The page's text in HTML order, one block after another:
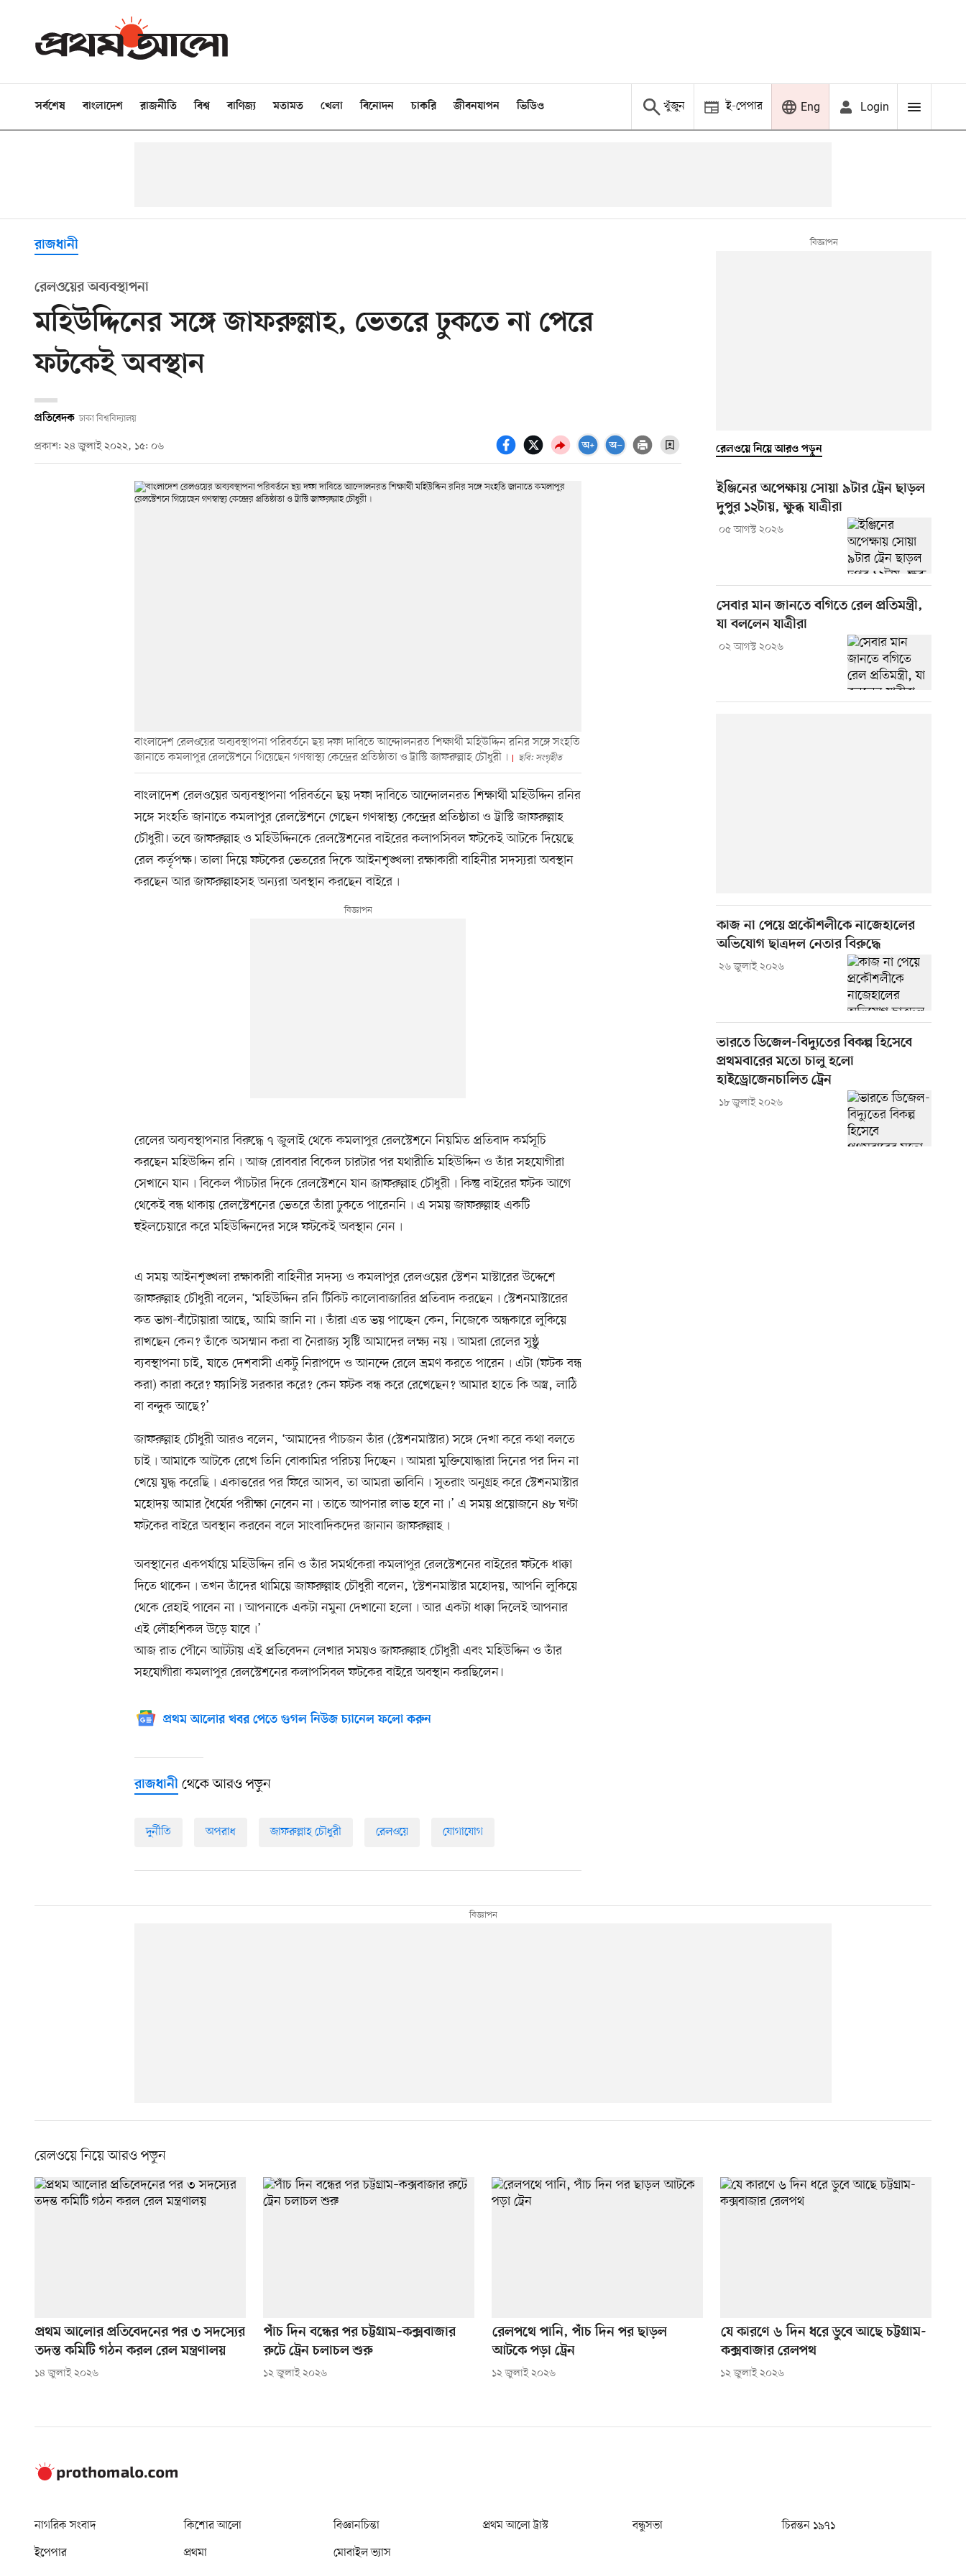
সর্বশেষ বাংলাদেশ রাজনীতি বিশ্ব বাণিজ্য মতামত খেলা বিনোদন চাকরি জীবনযাপন ভিডিও খুঁজুন ই-পেপার Eng Login
রাজধানী
রেলওয়ের অব্যবস্থাপনা
মহিউদ্দিনের সঙ্গে জাফরুল্লাহ, ভেতরে ঢুকতে না পেরে
ফটকেই অবস্থান
প্রতিবেদক ঢাকা বিশ্ববিদ্যালয়
প্রকাশ: ২৪ জুলাই ২০২২, ১৫: ০৬
বাংলাদেশ রেলওয়ের অব্যবস্থাপনা পরিবর্তনে ছয় দফা দাবিতে আন্দোলনরত শিক্ষার্থী মহিউদ্দিন রনির সঙ্গে সংহতি
জানাতে কমলাপুর রেলস্টেশনে গিয়েছেন গণস্বাস্থ্য কেন্দ্রের প্রতিষ্ঠাতা ও ট্রাস্টি জাফরুল্লাহ চৌধুরী৷
ছবি: সংগৃহীত
বাংলাদেশ রেলওয়ের অব্যবস্থাপনা পরিবর্তনে ছয় দফা দাবিতে আন্দোলনরত শিক্ষার্থী মহিউদ্দিন রনির
সঙ্গে সংহতি জানাতে কমলাপুর রেলস্টেশনে গেছেন গণস্বাস্থ্য কেন্দ্রের প্রতিষ্ঠাতা ও ট্রাস্টি জাফরুল্লাহ
চৌধুরী। তবে জাফরুল্লাহ ও মহিউদ্দিনকে রেলস্টেশনের বাইরের কলাপসিবল ফটকেই আটকে দিয়েছে
রেল কর্তৃপক্ষ। তালা দিয়ে ফটকের ভেতরের দিকে আইনশৃঙ্খলা রক্ষাকারী বাহিনীর সদস্যরা অবস্থান
করছেন আর জাফরুল্লাহসহ অন্যরা অবস্থান করছেন বাইরে৷
রেলের অব্যবস্থাপনার বিরুদ্ধে ৭ জুলাই থেকে কমলাপুর রেলস্টেশনে নিয়মিত প্রতিবাদ কর্মসূচি
করছেন মহিউদ্দিন রনি৷ আজ রোববার বিকেল চারটার পর যথারীতি মহিউদ্দিন ও তাঁর সহযোগীরা
সেখানে যান৷ বিকেল পাঁচটার দিকে রেলস্টেশনে যান জাফরুল্লাহ চৌধুরী৷ কিন্তু বাইরের ফটক আগে
থেকেই বন্ধ থাকায় রেলস্টেশনের ভেতরে তাঁরা ঢুকতে পারেননি৷ এ সময় জাফরুল্লাহ একটি
হুইলচেয়ারে করে মহিউদ্দিনদের সঙ্গে ফটকেই অবস্থান নেন৷
এ সময় আইনশৃঙ্খলা রক্ষাকারী বাহিনীর সদস্য ও কমলাপুর রেলওয়ের স্টেশন মাস্টারের উদ্দেশে
জাফরুল্লাহ চৌধুরী বলেন, ‘মহিউদ্দিন রনি টিকিট কালোবাজারির প্রতিবাদ করছেন৷ স্টেশনমাস্টারের
কত ভাগ-বাঁটোয়ারা আছে, আমি জানি না৷ তাঁরা এত ভয় পাচ্ছেন কেন, নিজেকে অন্ধকারে লুকিয়ে
রাখছেন কেন? তাঁকে অসম্মান করা বা নৈরাজ্য সৃষ্টি আমাদের লক্ষ্য নয়৷ আমরা রেলের সুষ্ঠু
ব্যবস্থাপনা চাই, যাতে দেশবাসী একটু নিরাপদে ও আনন্দে রেলে ভ্রমণ করতে পারেন৷ এটা (ফটক বন্ধ
করা) কারা করে? ফ্যাসিস্ট সরকার করে? কেন ফটক বন্ধ করে রেখেছেন? আমার হাতে কি অস্ত্র, লাঠি
বা বন্দুক আছে?’
জাফরুল্লাহ চৌধুরী আরও বলেন, ‘আমাদের পাঁচজন তাঁর (স্টেশনমাস্টার) সঙ্গে দেখা করে কথা বলতে
চাই৷ আমাকে আটকে রেখে তিনি বোকামির পরিচয় দিচ্ছেন৷ আমরা মুক্তিযোদ্ধারা দিনের পর দিন না
খেয়ে যুদ্ধ করেছি৷ একাত্তরের পর ফিরে আসব, তা আমরা ভাবিনি৷ সুতরাং অনুগ্রহ করে স্টেশনমাস্টার
মহোদয় আমার ধৈর্যের পরীক্ষা নেবেন না৷ তাতে আপনার লাভ হবে না৷’ এ সময় প্রয়োজনে ৪৮ ঘণ্টা
ফটকের বাইরে অবস্থান করবেন বলে সাংবাদিকদের জানান জাফরুল্লাহ৷
অবস্থানের একপর্যায়ে মহিউদ্দিন রনি ও তাঁর সমর্থকেরা কমলাপুর রেলস্টেশনের বাইরের ফটকে ধাক্কা
দিতে থাকেন৷ তখন তাঁদের থামিয়ে জাফরুল্লাহ চৌধুরী বলেন, ‘স্টেশনমাস্টার মহোদয়, আপনি লুকিয়ে
থেকে রেহাই পাবেন না৷ আপনাকে একটা নমুনা দেখানো হলো৷ আর একটা ধাক্কা দিলেই আপনার
এই লৌহশিকল উড়ে যাবে৷’
আজ রাত পৌনে আটটায় এই প্রতিবেদন লেখার সময়ও জাফরুল্লাহ চৌধুরী এবং মহিউদ্দিন ও তাঁর
সহযোগীরা কমলাপুর রেলস্টেশনের কলাপসিবল ফটকের বাইরে অবস্থান করছিলেন।
প্রথম আলোর খবর পেতে গুগল নিউজ চ্যানেল ফলো করুন
রাজধানী থেকে আরও পড়ুন
দুর্নীতি অপরাধ জাফরুল্লাহ চৌধুরী রেলওয়ে যোগাযোগ
রেলওয়ে নিয়ে আরও পড়ুন
ইঞ্জিনের অপেক্ষায় সোয়া ৯টার ট্রেন ছাড়ল
দুপুর ১২টায়, ক্ষুব্ধ যাত্রীরা
০৫ আগস্ট ২০২৬
সেবার মান জানতে বগিতে রেল প্রতিমন্ত্রী,
যা বললেন যাত্রীরা
০২ আগস্ট ২০২৬
কাজ না পেয়ে প্রকৌশলীকে নাজেহালের
অভিযোগ ছাত্রদল নেতার বিরুদ্ধে
২৬ জুলাই ২০২৬
ভারতে ডিজেল-বিদ্যুতের বিকল্প হিসেবে
প্রথমবারের মতো চালু হলো
হাইড্রোজেনচালিত ট্রেন
১৮ জুলাই ২০২৬
রেলওয়ে নিয়ে আরও পড়ুন
প্রথম আলোর প্রতিবেদনের পর ৩ সদস্যের
তদন্ত কমিটি গঠন করল রেল মন্ত্রণালয়
১৪ জুলাই ২০২৬
পাঁচ দিন বন্ধের পর চট্টগ্রাম–কক্সবাজার
রুটে ট্রেন চলাচল শুরু
১২ জুলাই ২০২৬
রেলপথে পানি, পাঁচ দিন পর ছাড়ল
আটকে পড়া ট্রেন
১২ জুলাই ২০২৬
যে কারণে ৬ দিন ধরে ডুবে আছে চট্টগ্রাম-
কক্সবাজার রেলপথ
১২ জুলাই ২০২৬
নাগরিক সংবাদ কিশোর আলো বিজ্ঞানচিন্তা প্রথম আলো ট্রাস্ট বন্ধুসভা
চিরন্তন ১৯৭১
ইপেপার
প্রথমা মোবাইল ভ্যাস